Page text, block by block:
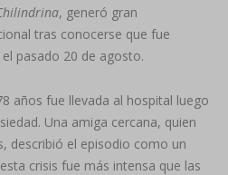
, generó gran
tras conocerse que fue
pasado 20 de agosto.
años fue llevada al hospital luego
Una amiga cercana, quien
describió el episodio como un
crisis fue más intensa que las